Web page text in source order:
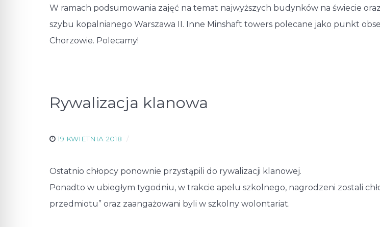
W ramach podsumowania zajęć na temat najwyższych budynków na świecie
szybu kopalnianego Warszawa II. Inne Minshaft towers polecane jako punkt
Chorzowie. Polecamy!
Rywalizacja klanowa
19 KWIETNIA 2018
Ostatnio chłopcy ponownie przystąpili do rywalizacji klanowej.
Ponadto w ubiegłym tygodniu, w trakcie apelu szkolnego, nagrodzeni zostali
przedmiotu” oraz zaangażowani byli w szkolny wolontariat.